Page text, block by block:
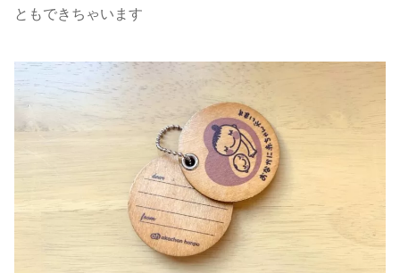
ともできちゃいます